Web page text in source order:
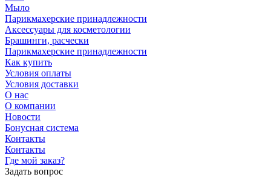
Мыло
Парикмахерские принадлежности
Аксессуары для косметологии
Брашинги, расчески
Парикмахерские принадлежности
Как купить
Условия оплаты
Условия доставки
О нас
О компании
Новости
Бонусная система
Контакты
Контакты
Где мой заказ?
Задать вопрос